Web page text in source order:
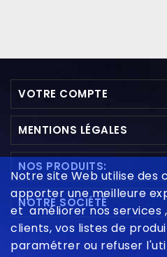
Notre site Web utilise des
apporter une meilleure
et améliorer nos services
clients, vos listes de
paramétrer ou refuser
VOTRE COMPTE
MENTIONS LÉGALES
NOS PRODUITS:
NOTRE SOCIÉTÉ